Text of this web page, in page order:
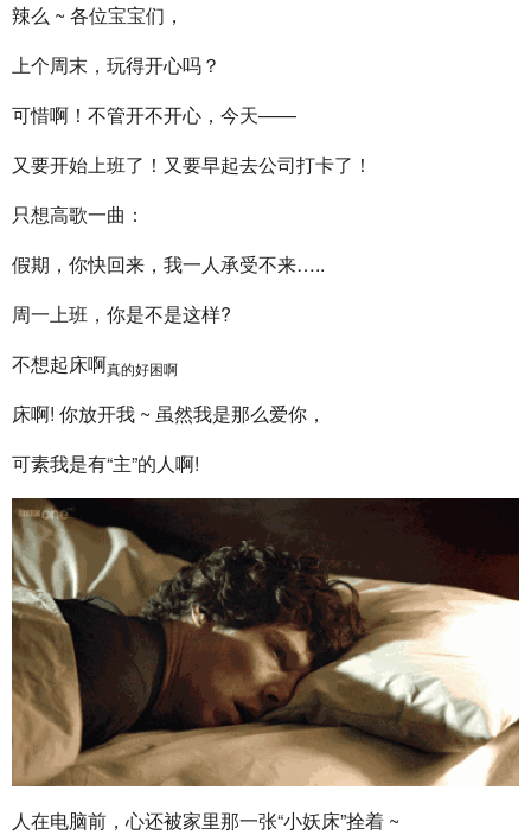
辣么 ~ 各位宝宝们，
上个周末，玩得开心吗？
可惜啊！不管开不开心，今天——
又要开始上班了！又要早起去公司打卡了！
只想高歌一曲：
假期，你快回来，我一人承受不来…..
周一上班，你是不是这样?
不想起床啊真的好困啊
床啊! 你放开我 ~ 虽然我是那么爱你，
可素我是有“主”的人啊!
人在电脑前，心还被家里那一张“小妖床”拴着 ~